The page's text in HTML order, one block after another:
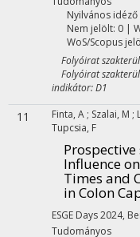
Nyilvános idéző
Nem jelölt: 0 |
WoS/Scopus
Folyóirat
Folyóirat
indikátor: D1
11 Finta, A ; Szalai, M ;
Tupcsia, F
Influence
Times and
in Colon
ESGE Days 2024,
Tudományos